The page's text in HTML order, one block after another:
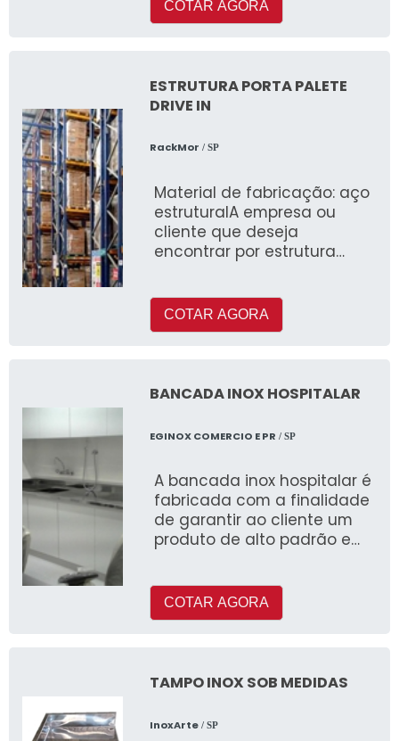
COTAR AGORA
ESTRUTURA PORTA PALETE
DRIVE IN
RackMor / SP
Material de fabricação: aço
estruturalA empresa ou
cliente que deseja
encontrar por estrutura
COTAR AGORA
BANCADA INOX HOSPITALAR
EGINOX COMERCIO E PR / SP
A bancada inox hospitalar é
fabricada com a finalidade
de garantir ao cliente um
produto de alto padrão e
referen
COTAR AGORA
TAMPO INOX SOB MEDIDAS
InoxArte/ SP